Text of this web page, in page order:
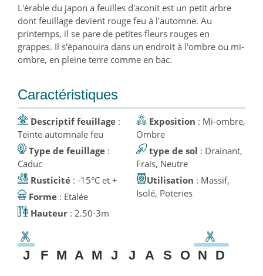
L'érable du japon a feuilles d'aconit est un petit arbre
dont feuillage devient rouge feu à l'automne. Au
printemps, il se pare de petites fleurs rouges en
grappes. Il s'épanouira dans un endroit à l'ombre ou mi-
ombre, en pleine terre comme en bac.
Caractéristiques
Descriptif feuillage :
Teinte automnale feu
Type de feuillage :
Caduc
Rusticité : -15°C et +
Forme
: Etalée
Hauteur : 2.50-3m
Exposition : Mi-ombre,
Ombre
type de sol : Drainant,
Frais, Neutre
Utilisation : Massif,
Isolé, Poteries
J F M A M J J A S O N D